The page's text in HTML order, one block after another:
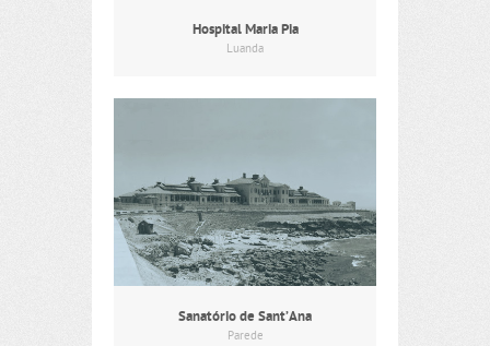
Hospital Maria Pia
Luanda
Sanatório de Sant’Ana
Parede